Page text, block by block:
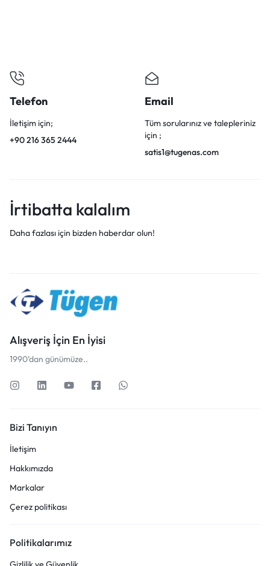
Telefon
İletişim için;
+90 216 365 2444
Email
Tüm sorularınız ve talepleriniz
için ;
satis1@tugenas.com
İrtibatta kalalım
Daha fazlası için bizden haberdar olun!
Alışveriş İçin En İyisi
1990’dan günümüze..
Bizi Tanıyın
İletişim
Hakkımızda
Markalar
Çerez politikası
Politikalarımız